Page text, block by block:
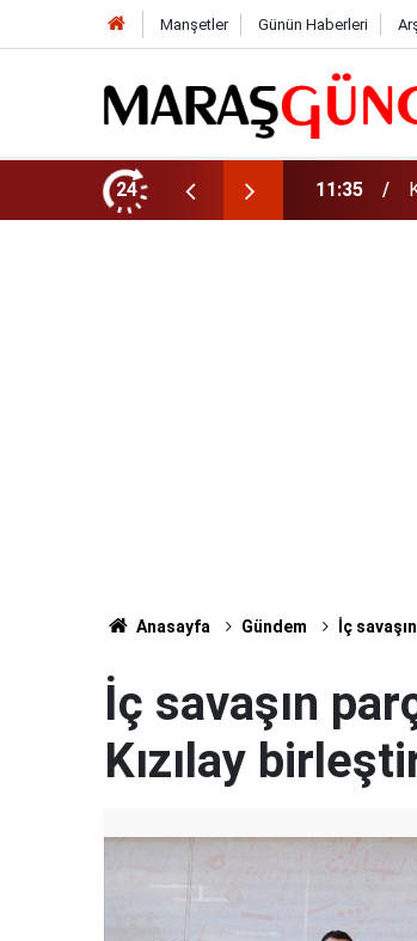
Manşetler Günün Haberleri
24
Müdür Ataması 10:14
Anasayfa Gündem İç
İç savaşın
Kızılay